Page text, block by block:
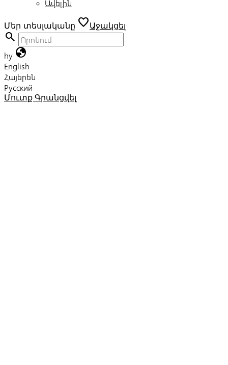
Ավելին
Մեր տեսլականը favoriteԱջակցել
search
hy globe
English
Հայերեն
Русский
Մուտք Գրանցվել